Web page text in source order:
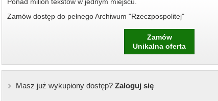
Zamów dostęp do pełnego Archiwum "Rzeczpospolitej"
Zamów
Unikalna oferta
Masz już wykupiony dostęp?Zaloguj się